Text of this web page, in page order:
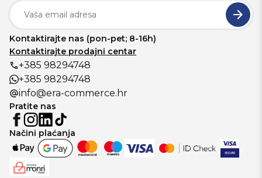
Kontaktirajte nas (pon-pet; 8-16h)
Kontaktirajte prodajni centar
+385 98294748
+385 98294748
info@era-commerce.hr
Pratite nas
Načini plaćanja